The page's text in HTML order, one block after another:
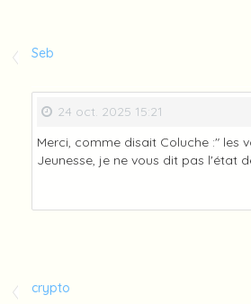
Seb
24 oct. 2025 15:21
Merci, comme disait Coluche :" les
Jeunesse, je ne vous dit pas l'état
crypto